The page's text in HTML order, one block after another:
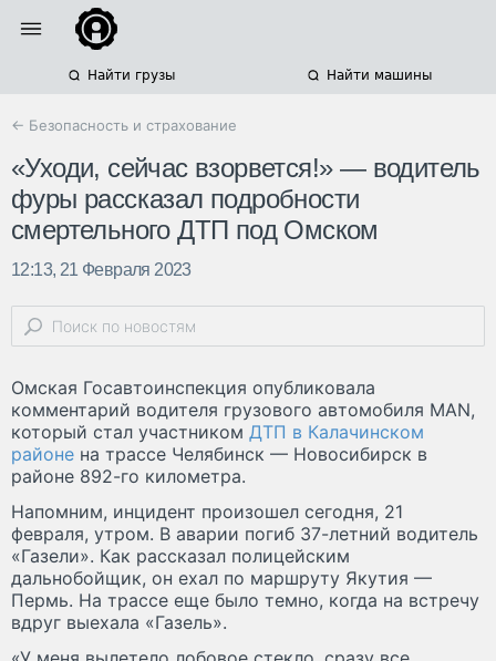
Найти грузы Найти машины
← Безопасность и страхование
«Уходи, сейчас взорвется!» — водитель
фуры рассказал подробности
смертельного ДТП под Омском
12:13, 21 Февраля 2023
Омская Госавтоинспекция опубликовала
комментарий водителя грузового автомобиля MAN,
который стал участником ДТП в Калачинском
районе на трассе Челябинск — Новосибирск в
районе 892-го километра.
Напомним, инцидент произошел сегодня, 21
февраля, утром. В аварии погиб 37-летний водитель
«Газели». Как рассказал полицейским
дальнобойщик, он ехал по маршруту Якутия —
Пермь. На трассе еще было темно, когда на встречу
вдруг выехала «Газель».